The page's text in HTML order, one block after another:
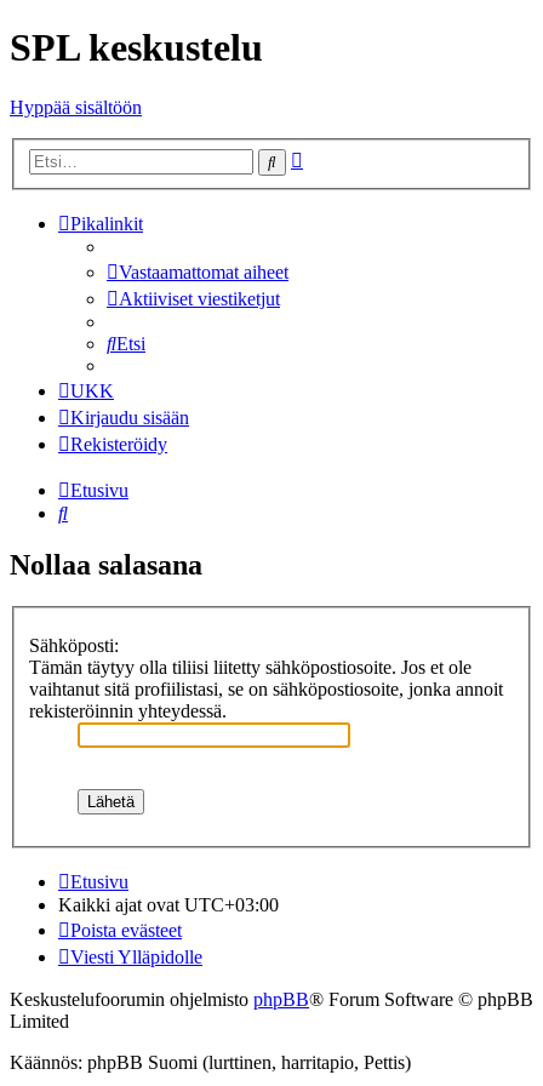
SPL keskustelu
Hyppää sisältöön
Etsi
Pikalinkit
Vastaamattomat aiheet
Aktiiviset viestiketjut
Etsi
UKK
Kirjaudu sisään
Rekisteröidy
Etusivu
Etsi
Nollaa salasana
Sähköposti:
Tämän täytyy olla tiliisi liitetty sähköpostiosoite. Jos et ole
vaihtanut sitä profiilistasi, se on sähköpostiosoite, jonka annoit
rekisteröinnin yhteydessä.
Etusivu
Kaikki ajat ovat UTC+03:00
Poista evästeet
Viesti Ylläpidolle
Keskustelufoorumin ohjelmisto phpBB® Forum Software © phpBB
Limited
Käännös: phpBB Suomi (lurttinen, harritapio, Pettis)